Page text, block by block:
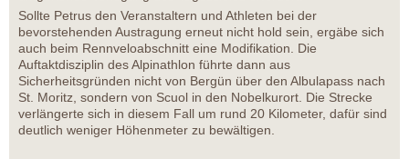
Sollte Petrus den Veranstaltern und Athleten bei der
bevorstehenden Austragung erneut nicht hold sein, ergäbe sich
auch beim Rennveloabschnitt eine Modifikation. Die
Auftaktdisziplin des Alpinathlon führte dann aus
Sicherheitsgründen nicht von Bergün über den Albulapass nach
St. Moritz, sondern von Scuol in den Nobelkurort. Die Strecke
verlängerte sich in diesem Fall um rund 20 Kilometer, dafür sind
deutlich weniger Höhenmeter zu bewältigen.